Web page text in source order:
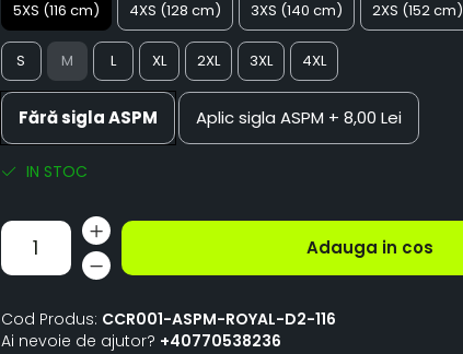
5XS (116 cm)
4XS (128 cm) 3XS (140 cm) 2XS (152 cm)
S M L XL 2XL 3XL 4XL
Fără sigla ASPM Aplic sigla ASPM + 8,00 Lei
IN STOC
Adauga in cos
Cod Produs: CCR001-ASPM-ROYAL-D2-116
Ai nevoie de ajutor? +40770538236